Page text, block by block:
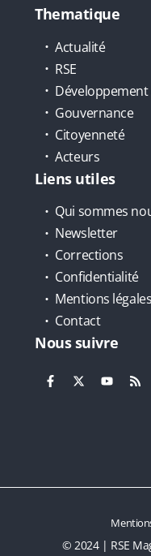
Thematique
Actualité
RSE
Gouvernance
Citoyenneté
Acteurs
Liens utiles
Qui sommes
Newsletter
Corrections
Confidentialité
Mentions légales
Contact
Nous suivre
© 2024 | RSE